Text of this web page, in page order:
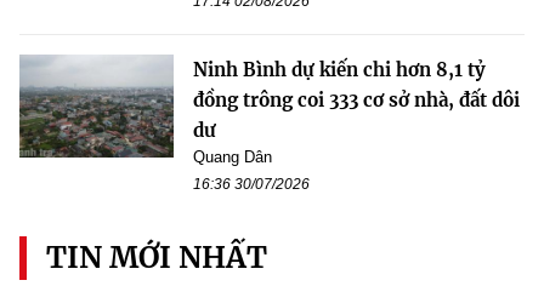
Ninh Bình dự kiến chi hơn 8,1 tỷ
đồng trông coi 333 cơ sở nhà, đất dôi
dư
Quang Dân
16:36 30/07/2026
TIN MỚI NHẤT